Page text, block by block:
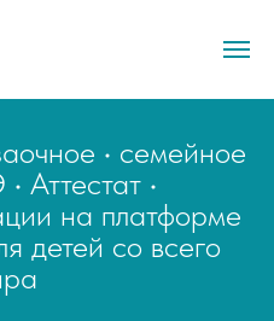
• семейное
Аттестат •
на платформе
детей со всего